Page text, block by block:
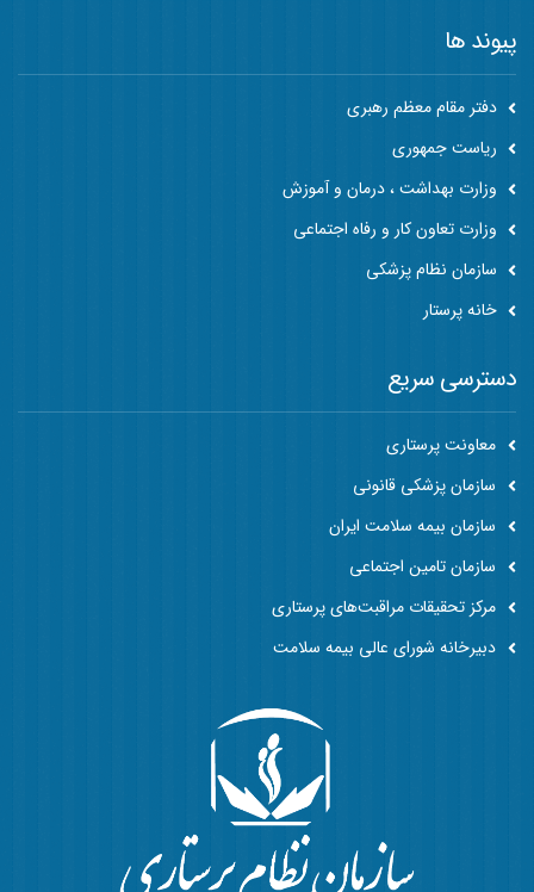
پیوند ها
دفتر مقام معظم رهبری
ریاست جمهوری
وزارت بهداشت ، درمان و آموزش
وزارت تعاون کار و رفاه اجتماعی
سازمان نظام پزشکی
خانه پرستار
دسترسی سریع
معاونت پرستاری
سازمان پزشکی قانونی
سازمان بیمه سلامت ایران
سازمان تامین اجتماعی
مرکز تحقیقات مراقبت‌های پرستاری
دبیرخانه شورای عالی بیمه سلامت